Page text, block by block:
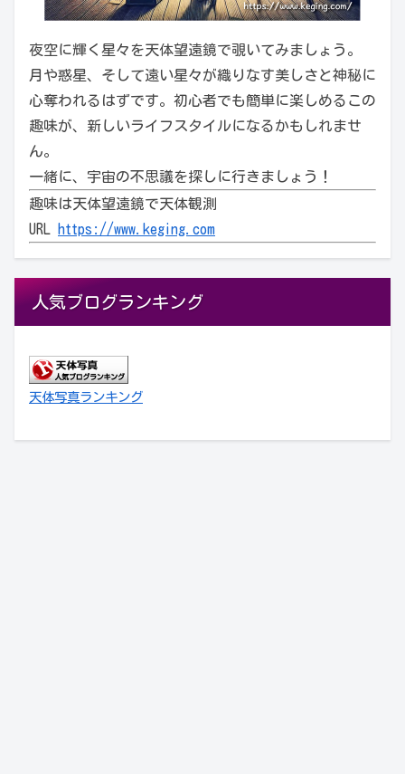
夜空に輝く星々を天体望遠鏡で覗いてみましょう。
月や惑星、そして遠い星々が織りなす美しさと神秘に
心奪われるはずです。初心者でも簡単に楽しめるこの
趣味が、新しいライフスタイルになるかもしれませ
ん。
一緒に、宇宙の不思議を探しに行きましょう！
趣味は天体望遠鏡で天体観測
URL
https://www.keging.com
人気ブログランキング
天体写真ランキング